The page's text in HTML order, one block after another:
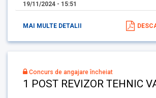
19/11/2024 - 15:51
MAI MULTE DETALII
Concurs de angajare încheiat
1 POST REVIZOR TEHNIC